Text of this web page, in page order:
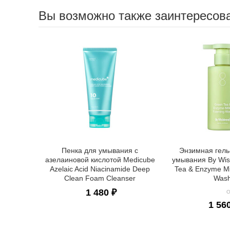
Вы возможно также
Пенка для умывания с
азелаиновой кислотой Medicube
Azelaic Acid Niacinamide Deep
Clean Foam Cleanser
1 480 ₽
Энзимная
умывания By
Tea & Enzyme
1